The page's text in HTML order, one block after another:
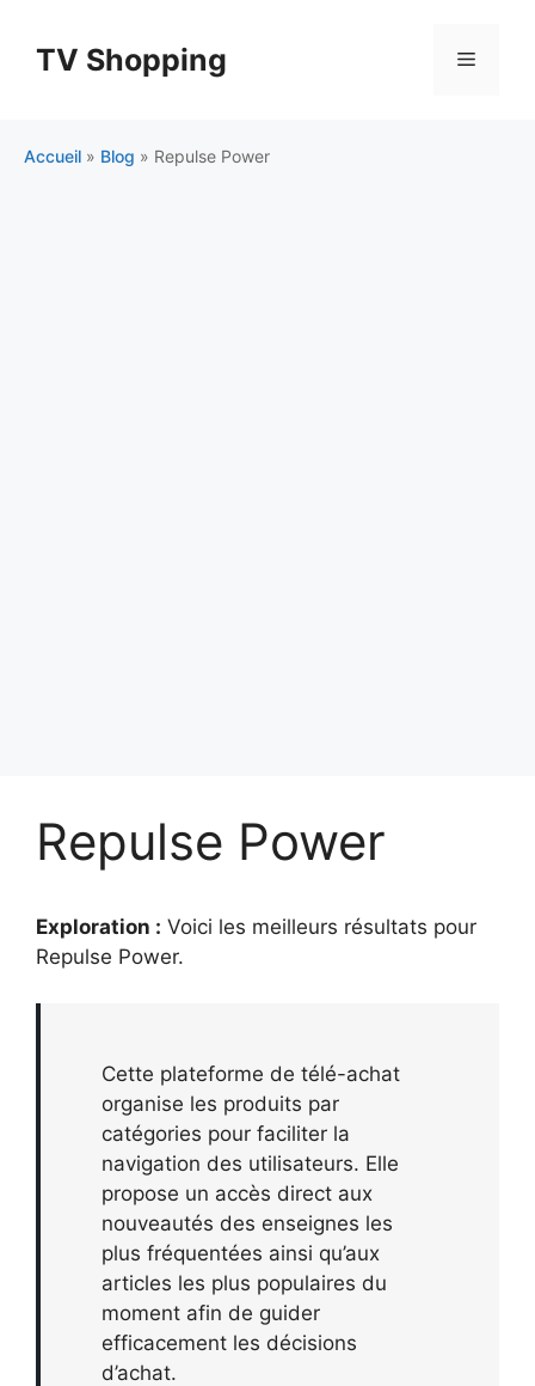
contenuTV Shopping Menu
Accueil » Blog » Repulse Power
Repulse Power
Exploration : Voici les meilleurs résultats pour
Repulse Power.
Cette plateforme de télé-achat
organise les produits par
catégories pour faciliter la
navigation des utilisateurs. Elle
propose un accès direct aux
nouveautés des enseignes les
plus fréquentées ainsi qu’aux
articles les plus populaires du
moment afin de guider
efficacement les décisions
d’achat.